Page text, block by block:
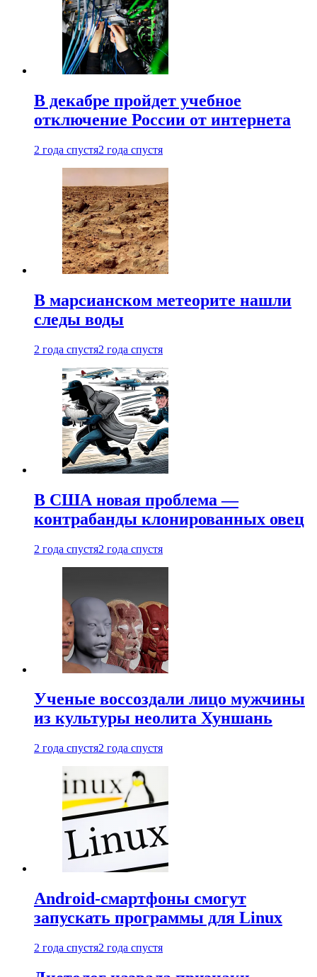
В декабре пройдет учебное
отключение России от интернета
2 года спустя2 года спустя
В марсианском метеорите нашли
следы воды
2 года спустя2 года спустя
В США новая проблема —
контрабанды клонированных овец
2 года спустя2 года спустя
Ученые воссоздали лицо мужчины
из культуры неолита Хуншань
2 года спустя2 года спустя
Android-смартфоны смогут
запускать программы для Linux
2 года спустя2 года спустя